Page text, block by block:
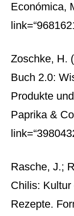
Económica,
Zoschke, H.
Buch 2.0:
Produkte
Paprika &
Rasche, J.;
Chilis:
Rezepte.